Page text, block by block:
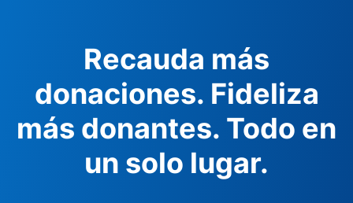
Recauda más
donaciones. Fideliza
más donantes. Todo en
un solo lugar.